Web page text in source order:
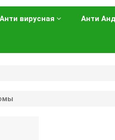
Анти вирусная Анти